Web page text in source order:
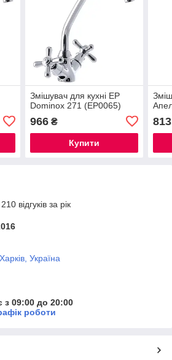
Змішувач для кухні EP
Dominox 271 (EP0065)
966₴
Купити
813
відгуків за рік
Україна
з 09:00 до 20:00
роботи